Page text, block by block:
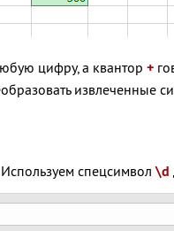
цифру, а квантор +
извлеченные
спецсимвол\d